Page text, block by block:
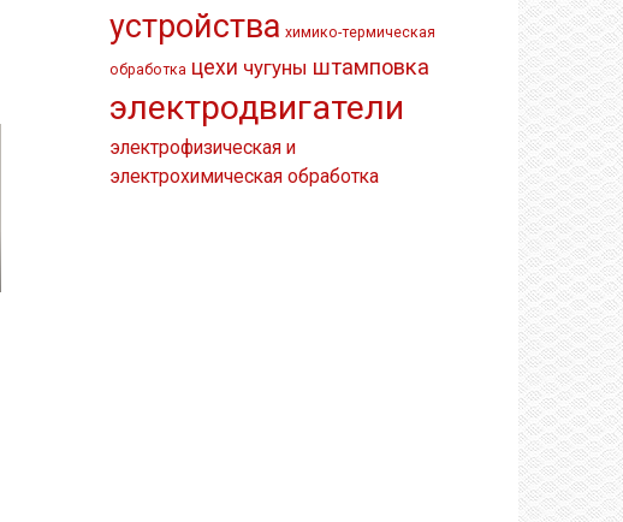
устройства химико-термическая
обработка цехи чугуны штамповка
электродвигатели
электрофизическая и
электрохимическая обработка